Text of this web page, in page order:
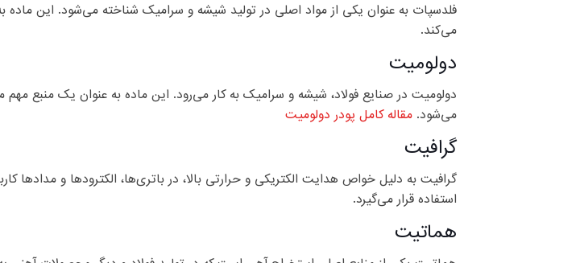
فلدسپات به عنوان یکی از مواد اصلی در تولید شیشه و سرامیک شناخته می‌شود. این
می‌کند.
دولومیت
دولومیت در صنایع فولاد، شیشه و سرامیک به کار می‌رود. این ماده به عنوان یک منبع
می‌شود. مقاله کامل پودر دولومیت
گرافیت
گرافیت به دلیل خواص هدایت الکتریکی و حرارتی بالا، در باتری‌ها، الکترودها و مدادها
استفاده قرار می‌گیرد.
هماتیت